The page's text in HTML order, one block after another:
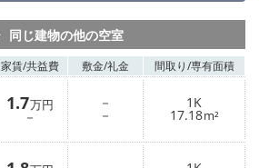
同じ建物の他の空室
家賃/共益費 敷金/礼金 間取り/専有面積
1.7万円
－
－
－
1K
17.18m²